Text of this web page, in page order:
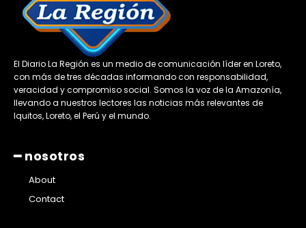
El Diario La Región es un medio de comunicación líder en Loreto,
con más de tres décadas informando con responsabilidad,
veracidad y compromiso social. Somos la voz de la Amazonía,
llevando a nuestros lectores las noticias más relevantes de
Iquitos, Loreto, el Perú y el mundo.
━ nosotros
About
Contact